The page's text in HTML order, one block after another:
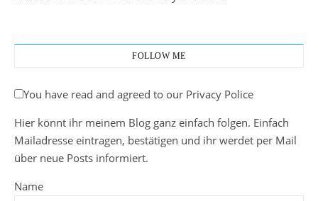
FOLLOW ME
You have read and agreed to our Privacy Police
Hier könnt ihr meinem Blog ganz einfach folgen. Einfach
Mailadresse eintragen, bestätigen und ihr werdet per Mail
über neue Posts informiert.
Name